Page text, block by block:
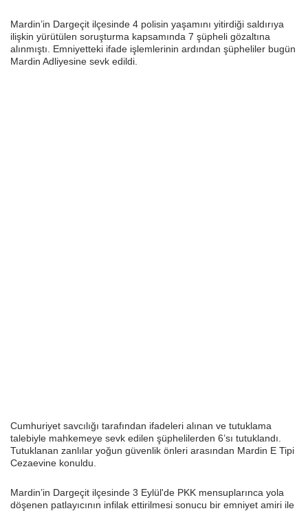
Mardin’in Dargeçit ilçesinde 4 polisin yaşamını yitirdiği saldırıya
ilişkin yürütülen soruşturma kapsamında 7 şüpheli gözaltına
alınmıştı. Emniyetteki ifade işlemlerinin ardından şüpheliler bugün
Mardin Adliyesine sevk edildi.
Cumhuriyet savcılığı tarafından ifadeleri alınan ve tutuklama
talebiyle mahkemeye sevk edilen şüphelilerden 6’sı tutuklandı.
Tutuklanan zanlılar yoğun güvenlik önleri arasından Mardin E Tipi
Cezaevine konuldu.
Mardin’in Dargeçit ilçesinde 3 Eylül'de PKK mensuplarınca yola
döşenen patlayıcının infilak ettirilmesi sonucu bir emniyet amiri ile